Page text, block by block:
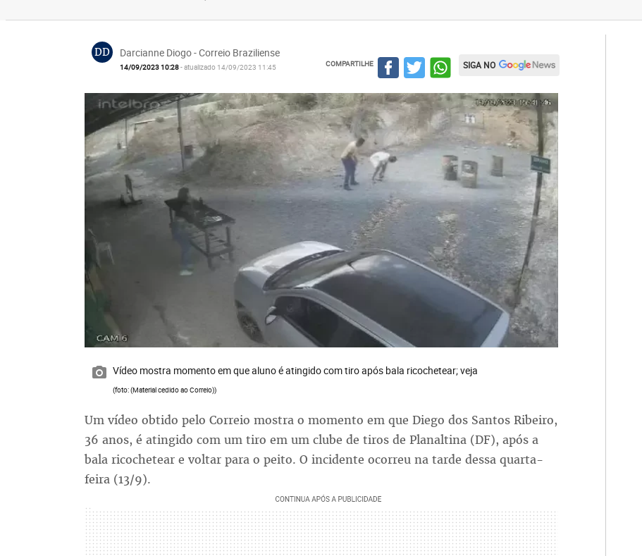
DD Darcianne Diogo - Correio Braziliense
14/09/2023 10:28- atualizado 14/09/2023 11:45 COMPARTILHE SIGA NO
Vídeo mostra momento em que aluno é atingido com tiro após bala ricochetear; veja
(foto: (Material cedido ao Correio))
Um vídeo obtido pelo Correio mostra o momento em que Diego dos Santos Ribeiro,
36 anos, é atingido com um tiro em um clube de tiros de Planaltina (DF), após a
bala ricochetear e voltar para o peito. O incidente ocorreu na tarde dessa quarta-
feira (13/9).